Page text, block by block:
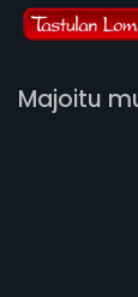
Majoitu